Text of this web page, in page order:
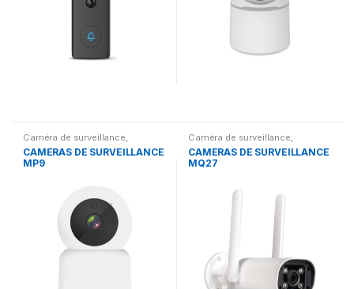
Caméra de surveillance,
Gadgets
CAMÉRAS DE SURVEILLANCE
MP9
Caméra de surveillance,
Gadgets
CAMÉRAS DE SURVEILLANCE
MQ27